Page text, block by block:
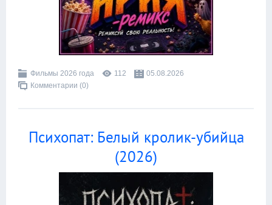
Фильмы 2026 года 112
05.08.2026
Комментарии (0)
Психопат: Белый кролик-убийца
(2026)